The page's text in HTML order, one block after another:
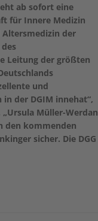
ab sofort eine
für Innere Medizin
der
Leitung der größten
und
der DGIM innehat“,
Müller-Werdan
den kommenden
sicher. Die DGG